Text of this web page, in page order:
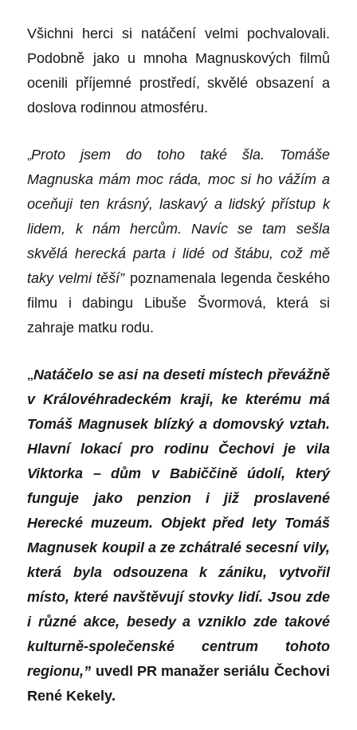
Všichni herci si natáčení velmi pochvalovali.
Podobně jako u mnoha Magnuskových filmů
ocenili příjemné prostředí, skvělé obsazení a
doslova rodinnou atmosféru.
„Proto jsem do toho také šla. Tomáše
Magnuska mám moc ráda, moc si ho vážím a
oceňuji ten krásný, laskavý a lidský přístup k
lidem, k nám hercům. Navíc se tam sešla
skvělá herecká parta i lidé od štábu, což mě
taky velmi těší” poznamenala legenda českého
filmu i dabingu Libuše Švormová, která si
zahraje matku rodu.
„Natáčelo se asi na deseti místech převážně
v Královéhradeckém kraji, ke kterému má
Tomáš Magnusek blízký a domovský vztah.
Hlavní lokací pro rodinu Čechovi je vila
Viktorka – dům v Babiččině údolí, který
funguje jako penzion i již proslavené
Hereckémuzeum. Objekt před lety Tomáš
Magnusek koupil a ze zchátralésecesní vily,
která byla odsouzena k zániku, vytvořil
místo, kterénavštěvují stovky lidí. Jsou zde
i různé akce, besedy a vzniklo zde takové
kulturně-společenské centrum tohoto
regionu,” uvedl PR manažer seriálu Čechovi
René Kekely.